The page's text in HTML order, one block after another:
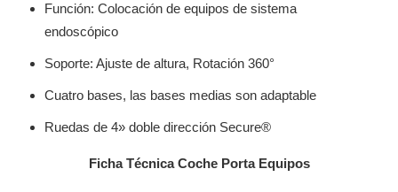
Función: Colocación de equipos de sistema
endoscópico
Soporte: Ajuste de altura, Rotación 360°
Cuatro bases, las bases medias son adaptable
Ruedas de 4» doble dirección Secure®
Ficha Técnica Coche Porta Equipos